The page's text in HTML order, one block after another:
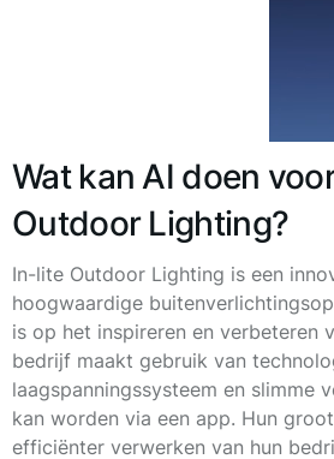
Wat kan AI doen
Outdoor Lighting?
In-lite Outdoor Lighting is een
hoogwaardige
is op het inspireren en verbeteren
bedrijf maakt gebruik van
laagspanningssysteem en slimme
kan worden via een app. Hun
efficiënter verwerken van hun